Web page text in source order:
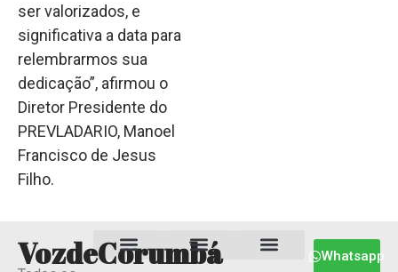
ser valorizados, e
significativa a data para
relembrarmos sua
dedicação”, afirmou o
Diretor Presidente do
PREVLADARIO, Manoel
Francisco de Jesus
Filho.
VozdeCorumbá Whatsapp